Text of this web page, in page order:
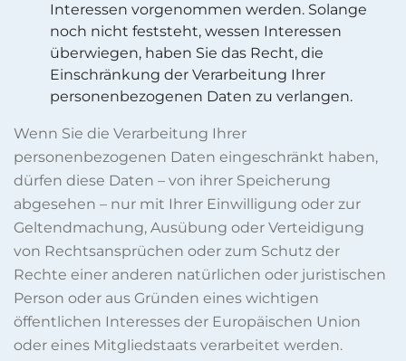
Interessen vorgenommen werden. Solange
noch nicht feststeht, wessen Interessen
überwiegen, haben Sie das Recht, die
Einschränkung der Verarbeitung Ihrer
personenbezogenen Daten zu verlangen.
Wenn Sie die Verarbeitung Ihrer
personenbezogenen Daten eingeschränkt haben,
dürfen diese Daten – von ihrer Speicherung
abgesehen – nur mit Ihrer Einwilligung oder zur
Geltendmachung, Ausübung oder Verteidigung
von Rechtsansprüchen oder zum Schutz der
Rechte einer anderen natürlichen oder juristischen
Person oder aus Gründen eines wichtigen
öffentlichen Interesses der Europäischen Union
oder eines Mitgliedstaats verarbeitet werden.